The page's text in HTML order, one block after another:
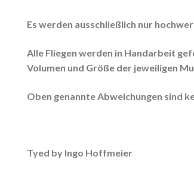
Es werden ausschließlich nur
Alle Fliegen werden in Handarbeit
Volumen und Größe der jeweiligen
Oben genannte Abweichungen sind
Tyed by Ingo Hoffmeier